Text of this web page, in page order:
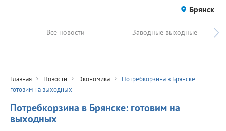
Брянск
Все новости Заводные выходные
Главная Новости Экономика
Потребкорзина в Брянске:
готовим на выходных
Потребкорзина в Брянске: готовим на
выходных